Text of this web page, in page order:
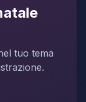
tuo tema